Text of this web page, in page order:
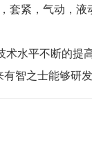
套紧，气动，
术水平不断的提
有智之士能够研